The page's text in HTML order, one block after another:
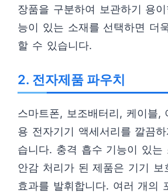
장품을 구분하여 보관하기 용
능이 있는 소재를 선택하면 더
할 수 있습니다.
2. 전자제품 파우치
스마트폰, 보조배터리, 케이블,
용 전자기기 액세서리를 깔끔
습니다. 충격 흡수 기능이 있는
안감 처리가 된 제품은 기기 보
효과를 발휘합니다. 여러 개의